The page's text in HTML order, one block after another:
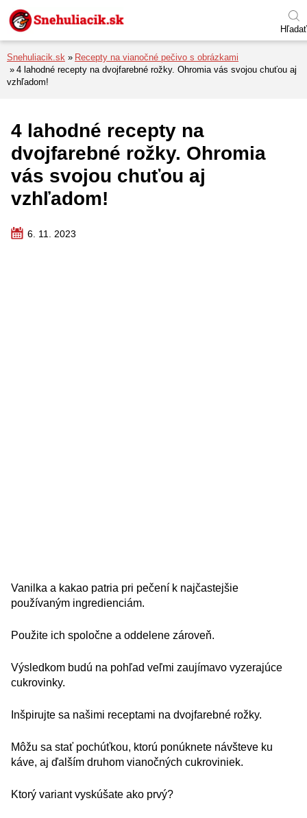
Preskočiť na menu
Preskočiť na obsah
Preskočiť na pätu
Hľadať
Snehuliacik.sk
Recepty na vianočné pečivo s obrázkami
4 lahodné recepty na dvojfarebné rožky. Ohromia vás svojou chuťou aj
vzhľadom!
4 lahodné recepty na
dvojfarebné rožky. Ohromia
vás svojou chuťou aj
vzhľadom!
6. 11. 2023
Vanilka a kakao patria pri pečení k najčastejšie
používaným ingredienciám.
Použite ich spoločne a oddelene zároveň.
Výsledkom budú na pohľad veľmi zaujímavo vyzerajúce
cukrovinky.
Inšpirujte sa našimi receptami na dvojfarebné rožky.
Môžu sa stať pochúťkou, ktorú ponúknete návšteve ku
káve, aj ďalším druhom vianočných cukroviniek.
Ktorý variant vyskúšate ako prvý?